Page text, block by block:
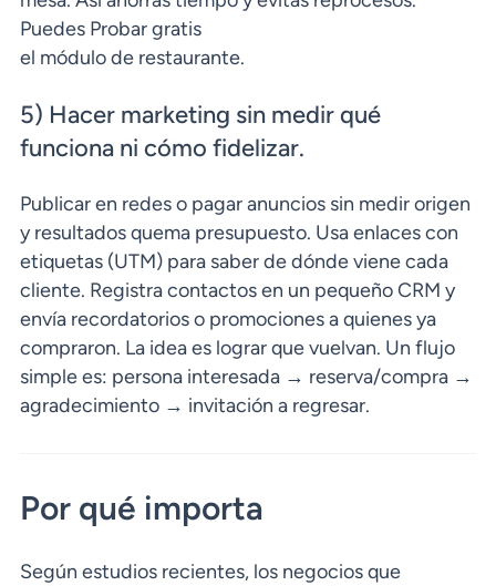
Puedes Probar gratis
el módulo de restaurante.
5) Hacer marketing sin medir qué
funciona ni cómo fidelizar.
Publicar en redes o pagar anuncios sin medir origen
y resultados quema presupuesto. Usa enlaces con
etiquetas (UTM) para saber de dónde viene cada
cliente. Registra contactos en un pequeño CRM y
envía recordatorios o promociones a quienes ya
compraron. La idea es lograr que vuelvan. Un flujo
simple es: persona interesada → reserva/compra →
agradecimiento → invitación a regresar.
Por qué importa
Según estudios recientes, los negocios que